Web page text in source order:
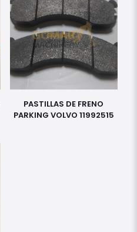
PASTILLAS DE FRENO
PARKING VOLVO 11992515